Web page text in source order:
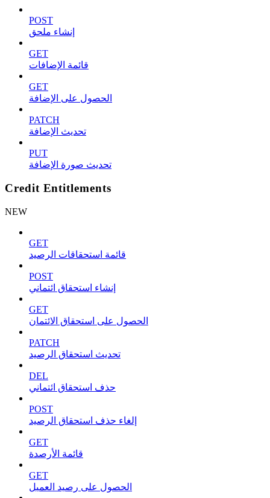
POST
إنشاء ملحق
GET
قائمة الإضافات
GET
الحصول على الإضافة
PATCH
تحديث الإضافة
PUT
تحديث صورة الإضافة
Credit Entitlements
NEW
GET
قائمة استحقاقات الرصيد
POST
إنشاء استحقاق ائتماني
GET
الحصول على استحقاق الائتمان
PATCH
تحديث استحقاق الرصيد
DEL
حذف استحقاق ائتماني
POST
إلغاء حذف استحقاق الرصيد
GET
قائمة الأرصدة
GET
الحصول على رصيد العميل